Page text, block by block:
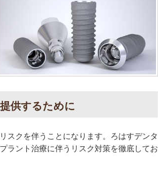
供するために
スクを伴うことになります。ろはすデンタ
ラント治療に伴うリスク対策を徹底してお